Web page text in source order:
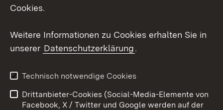
Datenschutz
Barrierefreiheit
Impressum
Cookies
Cookies.
Weitere Informationen zu Cookies erhalten Sie in
unserer Datenschutzerklärung.
Technisch notwendige Cookies
Drittanbieter-Cookies (Social-Media-Elemente von
Facebook, X / Twitter und Google werden auf der